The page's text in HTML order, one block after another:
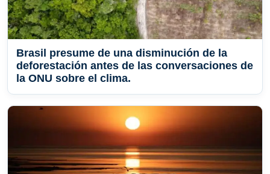
Brasil presume de una disminución de la
deforestación antes de las conversaciones de
la ONU sobre el clima.